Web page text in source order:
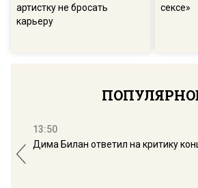
артистку не бросать
карьеру
сексе»
13:50
Дима Билан ответил на критику